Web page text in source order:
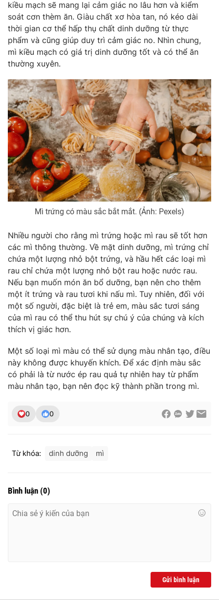
kiều mạch sẽ mang lại cảm giác no lâu hơn và kiểm
soát cơn thèm ăn. Giàu chất xơ hòa tan, nó kéo dài
thời gian cơ thể hấp thụ chất dinh dưỡng từ thực
phẩm và cũng giúp duy trì cảm giác no. Nhìn chung,
mì kiều mạch có giá trị dinh dưỡng tốt và có thể ăn
thường xuyên.
Mì trứng có màu sắc bắt mắt. (Ảnh: Pexels)
Nhiều người cho rằng mì trứng hoặc mì rau sẽ tốt hơn
các mì thông thường. Về mặt dinh dưỡng, mì trứng chỉ
chứa một lượng nhỏ bột trứng, và hầu hết các loại mì
rau chỉ chứa một lượng nhỏ bột rau hoặc nước rau.
Nếu bạn muốn món ăn bổ dưỡng, bạn nên cho thêm
một ít trứng và rau tươi khi nấu mì. Tuy nhiên, đối với
một số người, đặc biệt là trẻ em, màu sắc tươi sáng
của mì rau có thể thu hút sự chú ý của chúng và kích
thích vị giác hơn.
Một số loại mì màu có thể sử dụng màu nhân tạo, điều
này không được khuyến khích. Để xác định màu sắc
có phải là từ nước ép rau quả tự nhiên hay từ phẩm
màu nhân tạo, bạn nên đọc kỹ thành phần trong mì.
0 0
Từ khóa: dinh dưỡng mì
Bình luận (0)
Gửi bình luận